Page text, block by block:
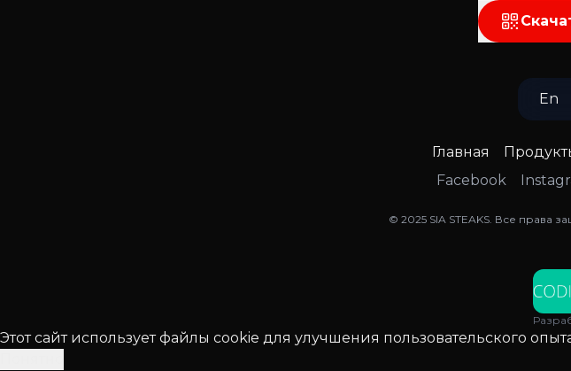
En
Главная
Facebook
© 2025 SIA STEAKS. Все права
Этот сайт использует файлы cookie для улучшения пользовательского